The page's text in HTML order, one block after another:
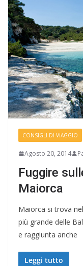
CONSIGLI DI VIAGGIO
Agosto 20, 2014
Fuggire
Maiorca
Maiorca si trova
più grande delle
e raggiunta anche
Leggi tutto